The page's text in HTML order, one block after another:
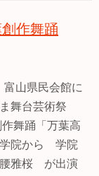
作舞踊
富山県民会館に
舞台芸術祭
舞踊「万葉高
院から 学院
腰雅桜 が出演